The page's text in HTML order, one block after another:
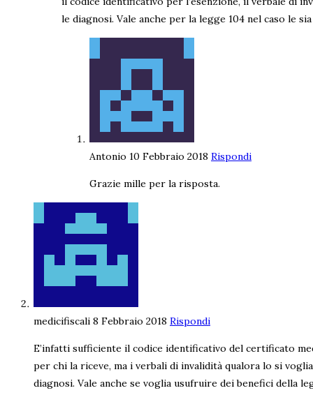
le diagnosi. Vale anche per la legge 104 nel caso le
Antonio 10 Febbraio 2018 Rispondi
Grazie mille per la risposta.
medicifiscali 8 Febbraio 2018 Rispondi
E’infatti sufficiente il codice identificativo del certificato
per chi la riceve, ma i verbali di invalidità qualora lo si
diagnosi. Vale anche se voglia usufruire dei benefici della